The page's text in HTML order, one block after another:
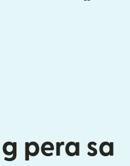
pera sa